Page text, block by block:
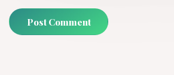
Post Comment